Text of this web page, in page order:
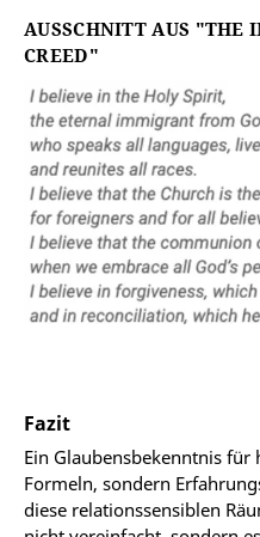
AUSSCHNITT AUS "THE
CREED"
Fazit
Ein Glaubensbekenntnis für
Formeln, sondern
diese relationssensiblen